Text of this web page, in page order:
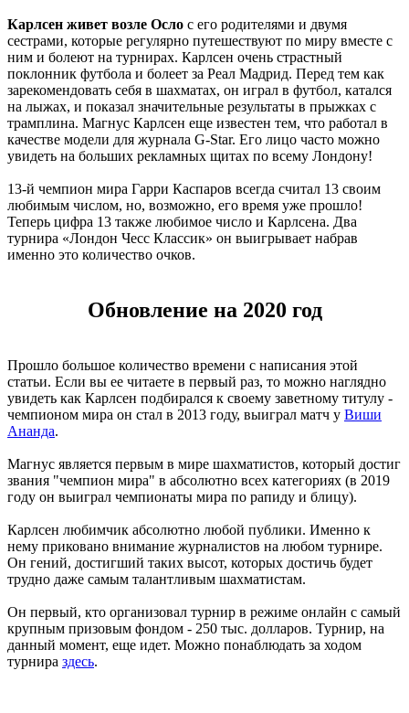
Карлсен живет возле Осло с его родителями и двумя
сестрами, которые регулярно путешествуют по миру вместе с
ним и болеют на турнирах. Карлсен очень страстный
поклонник футбола и болеет за Реал Мадрид. Перед тем как
зарекомендовать себя в шахматах, он играл в футбол, катался
на лыжах, и показал значительные результаты в прыжках с
трамплина. Магнус Карлсен еще известен тем, что работал в
качестве модели для журнала G-Star. Его лицо часто можно
увидеть на больших рекламных щитах по всему Лондону!
13-й чемпион мира Гарри Каспаров всегда считал 13 своим
любимым числом, но, возможно, его время уже прошло!
Теперь цифра 13 также любимое число и Карлсена. Два
турнира «Лондон Чесс Классик» он выигрывает набрав
именно это количество очков.
Обновление на 2020 год
Прошло большое количество времени с написания этой
статьи. Если вы ее читаете в первый раз, то можно наглядно
увидеть как Карлсен подбирался к своему заветному титулу -
чемпионом мира он стал в 2013 году, выиграл матч у Виши
Ананда.
Магнус является первым в мире шахматистов, который достиг
звания "чемпион мира" в абсолютно всех категориях (в 2019
году он выиграл чемпионаты мира по рапиду и блицу).
Карлсен любимчик абсолютно любой публики. Именно к
нему приковано внимание журналистов на любом турнире.
Он гений, достигший таких высот, которых достичь будет
трудно даже самым талантливым шахматистам.
Он первый, кто организовал турнир в режиме онлайн с самый
крупным призовым фондом - 250 тыс. долларов. Турнир, на
данный момент, еще идет. Можно понаблюдать за ходом
турнира здесь.